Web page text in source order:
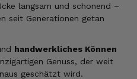
langsam und schonend –
seit Generationen getan
handwerkliches Können
Genuss, der weit
geschätzt wird.